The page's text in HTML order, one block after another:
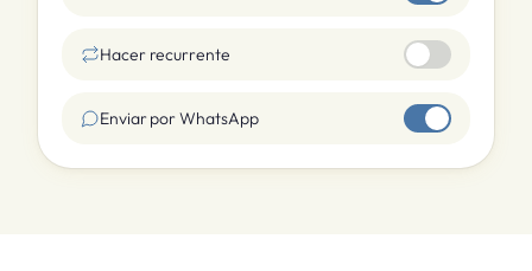
Hacer recurrente
Enviar por WhatsApp